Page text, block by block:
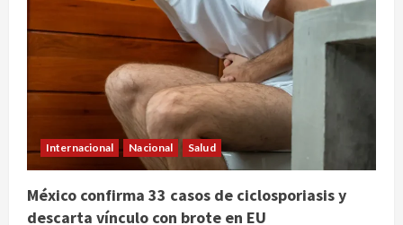
Internacional Nacional Salud
México confirma 33 casos de ciclosporiasis y
descarta vínculo con brote en EU
SCJN avala obligación patronal de
dar casa y comida a jornaleros